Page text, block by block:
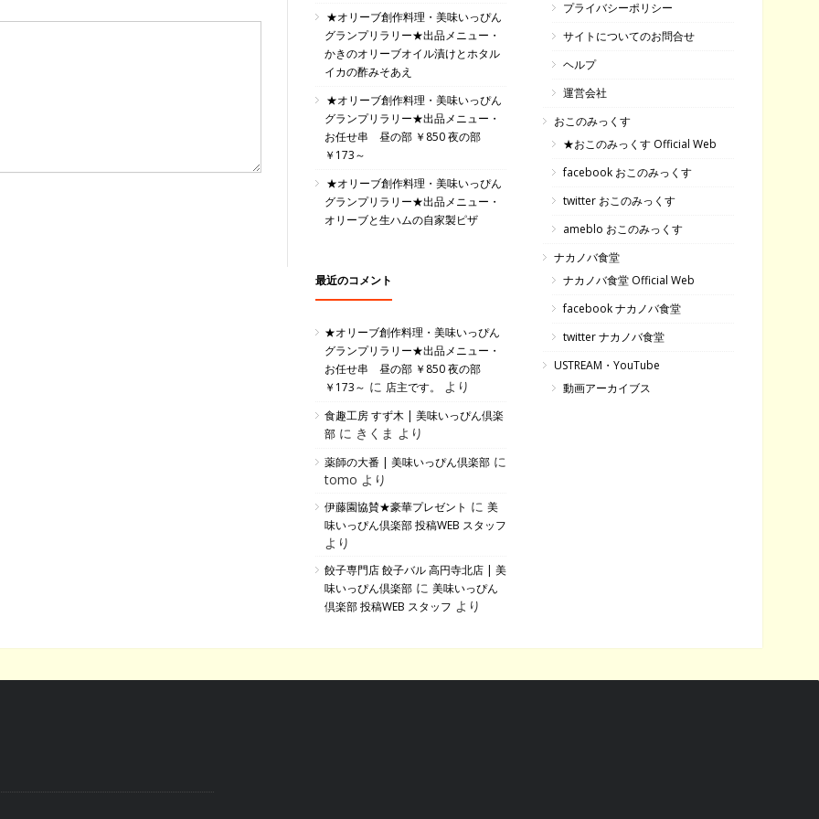
プライバシーポリシー
サイトについてのお問合せ
ヘルプ
運営会社
おこのみっくす
★おこのみっくす Official Web
facebook おこのみっくす
twitter おこのみっくす
ameblo おこのみっくす
ナカノバ食堂
ナカノバ食堂 Official Web
facebook ナカノバ食堂
twitter ナカノバ食堂
USTREAM・YouTube
動画アーカイブス
★オリーブ創作料理・美味いっぴん
グランプリラリー★出品メニュー・
かきのオリーブオイル漬けとホタル
イカの酢みそあえ
★オリーブ創作料理・美味いっぴん
グランプリラリー★出品メニュー・
お任せ串 昼の部 ￥850 夜の部
￥173～
★オリーブ創作料理・美味いっぴん
グランプリラリー★出品メニュー・
オリーブと生ハムの自家製ピザ
最近のコメント
★オリーブ創作料理・美味いっぴん
グランプリラリー★出品メニュー・
お任せ串 昼の部 ￥850 夜の部
￥173～ に 店主です。 より
食趣工房 すず木 | 美味いっぴん倶楽
部 に きくま より
薬師の大番 | 美味いっぴん倶楽部 に
tomo より
伊藤園協賛★豪華プレゼント に 美
味いっぴん倶楽部 投稿WEB スタッフ
より
餃子専門店 餃子バル 高円寺北店 | 美
味いっぴん倶楽部 に 美味いっぴん
倶楽部 投稿WEB スタッフ より